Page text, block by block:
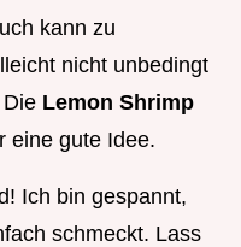
kann zu
nicht unbedingt
Lemon Shrimp
eine gute Idee.
Ich bin gespannt,
schmeckt. Lass